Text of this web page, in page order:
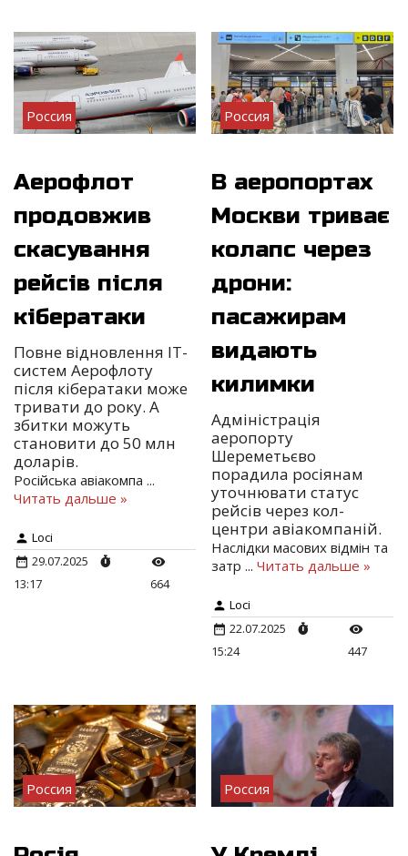
Россия
Аерофлот
продовжив
скасування
рейсів після
кібератаки
Повне відновлення IT-
систем Аерофлоту
після кібератаки може
тривати до року. А
збитки можуть
становити до 50 млн
доларів.
Російська авіакомпа ...
Читать дальше »
Loci
29.07.2025
13:17
664
Россия
В аеропортах
Москви триває
колапс через
дрони:
пасажирам
видають
килимки
Адміністрація
аеропорту
Шереметьєво
порадила росіянам
уточнювати статус
рейсів через кол-
центри авіакомпаній.
Наслідки масових відмін та
затр...Читать дальше »
Loci
22.07.2025
15:24
447
Россия Россия